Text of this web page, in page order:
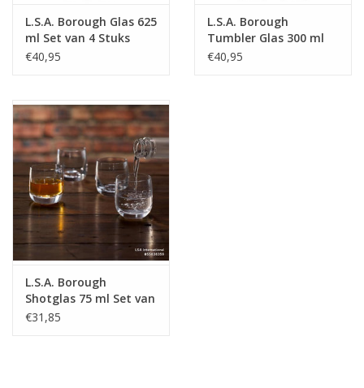
L.S.A. Borough Glas 625
ml Set van 4 Stuks
€40,95
L.S.A. Borough
Tumbler Glas 300 ml
Set van 4 Stuks
€40,95
L.S.A. Borough
Shotglas 75 ml Set van
4 Stuks
€31,85